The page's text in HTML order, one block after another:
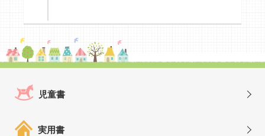
児童書
実用書